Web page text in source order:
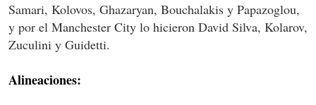
Samari, Kolovos, Ghazaryan, Bouchalakis y Papazoglou,
y por el Manchester City lo hicieron David Silva, Kolarov,
Zuculini y Guidetti.
Alineaciones: